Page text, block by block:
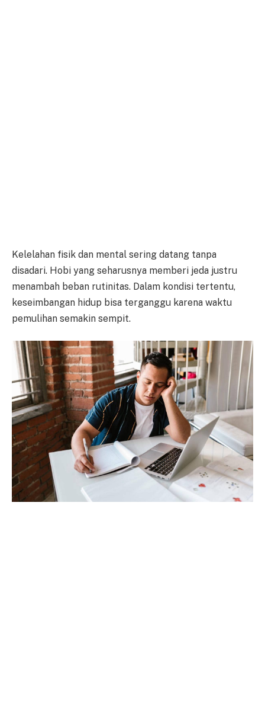
Kelelahan fisik dan mental sering datang tanpa
disadari. Hobi yang seharusnya memberi jeda justru
menambah beban rutinitas. Dalam kondisi tertentu,
keseimbangan hidup bisa terganggu karena waktu
pemulihan semakin sempit.